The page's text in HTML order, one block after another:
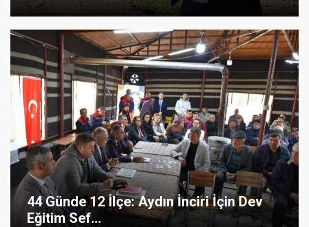
44 Günde 12 İlçe: Aydın İnciri İçin Dev
Eğitim Sef...